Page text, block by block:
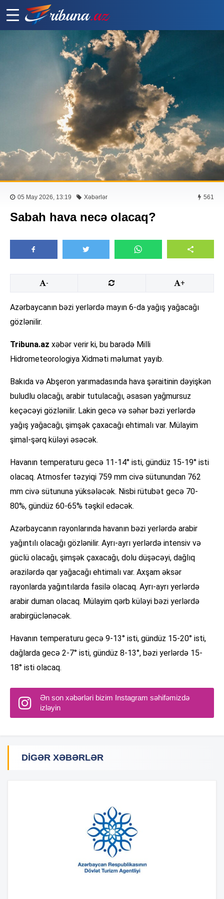
05 May 2026, 13:19 Xəbərlər 561
Sabah hava necə olacaq?
- +
Azərbaycanın bəzi yerlərdə mayın 6-da yağış yağacağı
gözlənilir.
Tribuna.az xəbər verir ki, bu barədə Milli
Hidrometeorologiya Xidməti məlumat yayıb.
Bakıda və Abşeron yarımadasında hava şəraitinin dəyişkən
buludlu olacağı, arabir tutulacağı, əsasən yağmursuz
keçəcəyi gözlənilir. Lakin gecə və səhər bəzi yerlərdə
yağış yağacağı, şimşək çaxacağı ehtimalı var. Mülayim
şimal-şərq küləyi əsəcək.
Havanın temperaturu gecə 11-14° isti, gündüz 15-19° isti
olacaq. Atmosfer təzyiqi 759 mm civə sütunundan 762
mm civə sütununa yüksələcək. Nisbi rütubət gecə 70-
80%, gündüz 60-65% təşkil edəcək.
Azərbaycanın rayonlarında havanın bəzi yerlərdə arabir
yağıntılı olacağı gözlənilir. Ayrı-ayrı yerlərdə intensiv və
güclü olacağı, şimşək çaxacağı, dolu düşəcəyi, dağlıq
ərazilərdə qar yağacağı ehtimalı var. Axşam əksər
rayonlarda yağıntılarda fasilə olacaq. Ayrı-ayrı yerlərdə
arabir duman olacaq. Mülayim qərb küləyi bəzi yerlərdə
arabirgüclənəcək.
Havanın temperaturu gecə 9-13° isti, gündüz 15-20° isti,
dağlarda gecə 2-7° isti, gündüz 8-13°, bəzi yerlərdə 15-
18° isti olacaq.
Ən son xəbərləri bizim Instagram səhifəmizdə
izləyin
DIGƏR XƏBƏRLƏR